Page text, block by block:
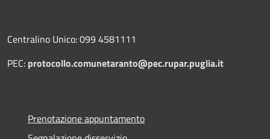
Centralino Unico: 099 4581111
PEC: protocollo.comunetaranto@pec.rupar.puglia.it
Prenotazione appuntamento